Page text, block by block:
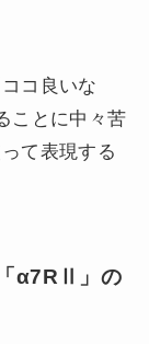
コ良いな
ことに中々苦
て表現する
α7RⅡ」の